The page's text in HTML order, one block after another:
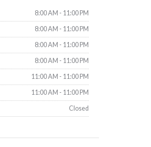
8:00 AM - 11:00 PM
8:00 AM - 11:00 PM
8:00 AM - 11:00 PM
8:00 AM - 11:00 PM
11:00 AM - 11:00 PM
11:00 AM - 11:00 PM
Closed